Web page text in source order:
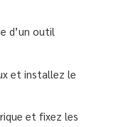
d’un outil
et installez le
et fixez les